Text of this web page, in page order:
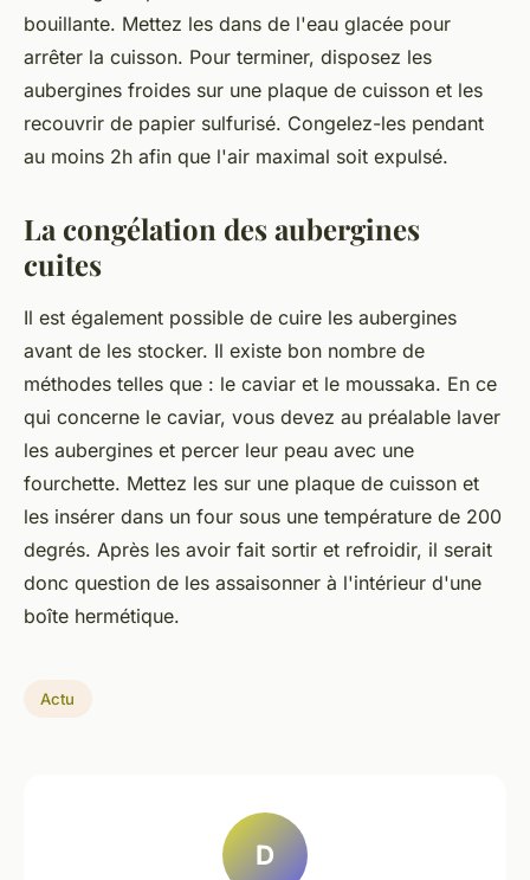
bouillante. Mettez les dans de l'eau glacée pour
arrêter la cuisson. Pour terminer, disposez les
aubergines froides sur une plaque de cuisson et les
recouvrir de papier sulfurisé. Congelez-les pendant
au moins 2h afin que l'air maximal soit expulsé.
La congélation des aubergines
cuites
Il est également possible de cuire les aubergines
avant de les stocker. Il existe bon nombre de
méthodes telles que : le caviar et le moussaka. En ce
qui concerne le caviar, vous devez au préalable laver
les aubergines et percer leur peau avec une
fourchette. Mettez les sur une plaque de cuisson et
les insérer dans un four sous une température de 200
degrés. Après les avoir fait sortir et refroidir, il serait
donc question de les assaisonner à l'intérieur d'une
boîte hermétique.
Actu
D